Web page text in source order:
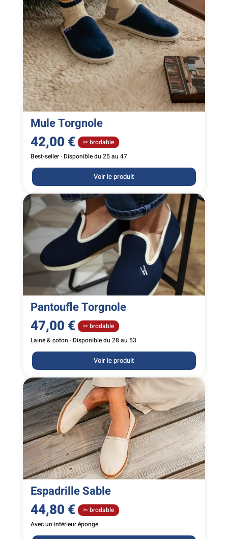
Mule Torgnole
42,00 €
✂ brodable
Best-seller · Disponible du 25 au 47
Voir le produit
Pantoufle Torgnole
47,00 €
✂ brodable
Laine & coton · Disponible du 28 au 53
Voir le produit
Espadrille Sable
44,80 €
✂ brodable
Avec un intérieur éponge